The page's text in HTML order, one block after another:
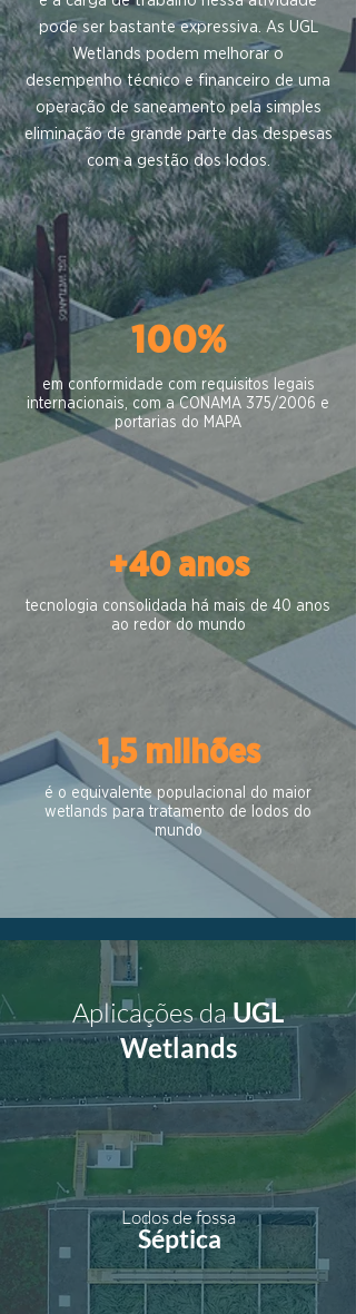
pode ser bastante expressiva. As UGL
Wetlands podem melhorar o
desempenho técnico e financeiro de uma
operação de saneamento pela simples
eliminação de grande parte das despesas
com a gestão dos lodos.
100%
em conformidade com requisitos legais
internacionais, com a CONAMA 375/2006 e
portarias do MAPA
+40 anos
tecnologia consolidada há mais de 40 anos
ao redor do mundo
1,5 milhões
é o equivalente populacional do maior
wetlands para tratamento de lodos do
mundo
Aplicações daUGL
Wetlands
Lodos de fossa
Séptica